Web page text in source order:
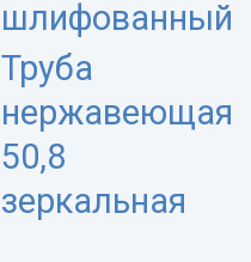
шлифованный
Труба
нержавеющая
50,8
зеркальная